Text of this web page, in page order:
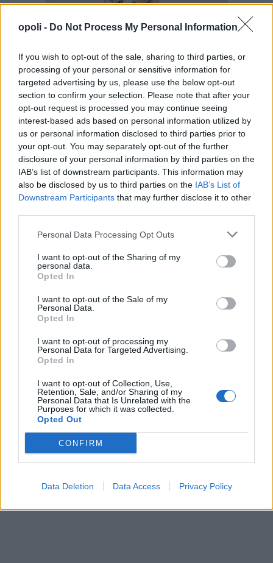
opoli - Do Not Process My Personal Information
If you wish to opt-out of the sale, sharing to third parties, or
processing of your personal or sensitive information for
targeted advertising by us, please use the below opt-out
section to confirm your selection. Please note that after your
opt-out request is processed you may continue seeing
interest-based ads based on personal information utilized by
us or personal information disclosed to third parties prior to
your opt-out. You may separately opt-out of the further
disclosure of your personal information by third parties on the
IAB’s list of downstream participants. This information may
also be disclosed by us to third parties on the IAB’s List of
Downstream Participants that may further disclose it to other
Personal Data Processing Opt Outs
I want to opt-out of the Sharing of my
personal data.
Opted In
I want to opt-out of the Sale of my
Personal Data.
Opted In
I want to opt-out of processing my
Personal Data for Targeted Advertising.
Opted In
I want to opt-out of Collection, Use,
Retention, Sale, and/or Sharing of my
Personal Data that Is Unrelated with the
Purposes for which it was collected.
Opted Out
CONFIRM
Data Deletion Data Access Privacy Policy